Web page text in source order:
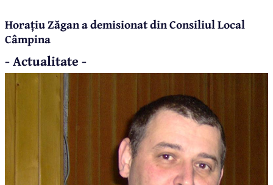
Horațiu Zăgan a demisionat din Consiliul Local
Câmpina
- Actualitate -